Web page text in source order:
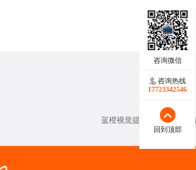
蓝橙视觉提供科技、教育
咨询热线
17723342546
回到顶部